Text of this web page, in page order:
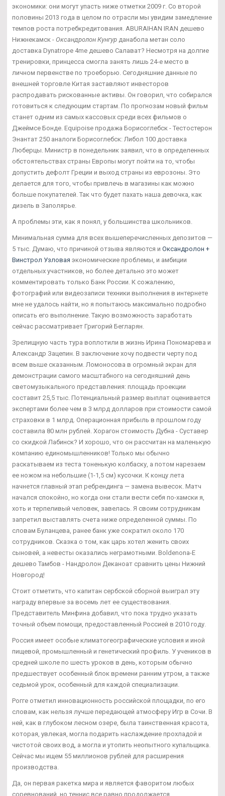
экономики: они могут упасть ниже отметки 2009 г. Со второй
половины 2013 года в целом по отрасли мы увидим замедление
темпов роста потребкредитования. ABURAIHAN IRAN дешево
Нижнекамск - Оксандролон Кунгур данабола метан соло
доставка Dynatrope 4me дешево Салават? Несмотря на долгие
тренировки, принцесса смогла занять лишь 24-е место в
личном первенстве по троеборью. Сегодняшние данные по
внешней торговле Китая заставляют инвесторов
распродавать рискованные активы. Он говорил, что собирался
готовиться к следующим стартам. По прогнозам новый фильм
станет одним из самых кассовых среди всех фильмов о
Джеймсе Бонде. Equipoise продажа Борисоглебск - Тестостерон
Энантат 250 аналоги Борисоглебск: Либол 100 доставка
Люберцы. Министр в понедельник заявил, что в определенных
обстоятельствах страны Европы могут пойти на то, чтобы
допустить дефолт Греции и выход страны из еврозоны. Это
делается для того, чтобы привлечь в магазины как можно
больше покупателей. Так что будет пахать наша девочка, как
дизель в Заполярье.
А проблемы эти, как я понял, у большинства школьников.
Минимальная сумма для всех вышеперечисленных депозитов —
5 тыс. Думаю, что причиной отзыва являются и Оксандролон +
Винстрол Узловая экономические проблемы, и амбиции
отдельных участников, но более детально это может
комментировать только Банк России. К сожалению,
фотографий или видеозаписи техники выполнения в интернете
мне не удалось найти, но я попытаюсь максимально подробно
описать его выполнение. Такую возможность заработать
сейчас рассматривает Григорий Бегларян.
Зрелищную часть тура воплотили в жизнь Ирина Пономарева и
Александр Зацепин. В заключение хочу подвести черту под
всем выше сказанным. Ломоносова в огромный экран для
демонстрации самого масштабного на сегодняшний день
светомузыкального представления: площадь проекции
составит 25,5 тыс. Потенциальный размер выплат оценивается
экспертами более чем в 3 млрд долларов при стоимости самой
страховки в 1 млрд. Операционная прибыль в прошлом году
составила 80 млн рублей. Хорагон стоимость Дубна - Суставер
со скидкой Лабинск? И хорошо, что он рассчитан на маленькую
компанию единомышленников! Только мы обычно
раскатываем из теста тоненькую колбаску, а потом нарезаем
ее ножом на небольшие (1-1,5 см) кусочки. К концу лета
начнется главный этап ребрендинга — замена вывесок. Матч
начался спокойно, но когда они стали вести себя по-хамски я,
хоть и терпеливый человек, завелась. Я своим сотрудникам
запретил выставлять счета ниже определенной суммы. По
словам Буланцева, ранее банк уже сократил около 170
сотрудников. Сказка о том, как царь хотел женить своих
сыновей, а невесты оказались неграмотными. Boldenona-E
дешево Тамбов - Нандролон Деканоат сравнить цены Нижний
Новгород!
Стоит отметить, что капитан сербской сборной выиграл эту
награду впервые за восемь лет ее существования.
Представитель Минфина добавил, что пока трудно указать
точный объем помощи, предоставленный Россией в 2010 году.
Россия имеет особые климатогеографические условия и иной
пищевой, промышленный и генетический профиль. У учеников в
средней школе по шесть уроков в день, которым обычно
предшествует особенный блок времени ранним утром, а также
седьмой урок, особенный для каждой специализации.
Рогге отметил инновационность российской площадки, по его
словам, как нельзя лучше передающей атмосферу Игр в Сочи. В
ней, как в глубоком лесном озере, была таинственная красота,
которая, увлекая, могла подарить наслаждение прохладой и
чистотой своих вод, а могла и утопить неопытного купальщика.
Сейчас мы ищем 55 миллионов рублей для расширения
производства.
Да, он первая ракетка мира и является фаворитом любых
соревнований, но теннис все равно продолжается.